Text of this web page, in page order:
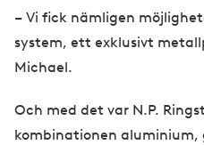
– Vi fick nämligen
system, ett exklusivt
Michael.
Och med det var N.P.
kombinationen aluminium,